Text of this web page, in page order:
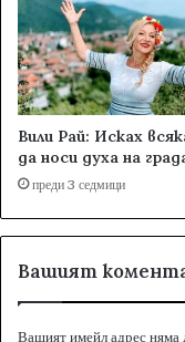
Вили Рай: Исках
да носи духа на
преди 3 седмици
Вашият
Вашият имейл адрес няма